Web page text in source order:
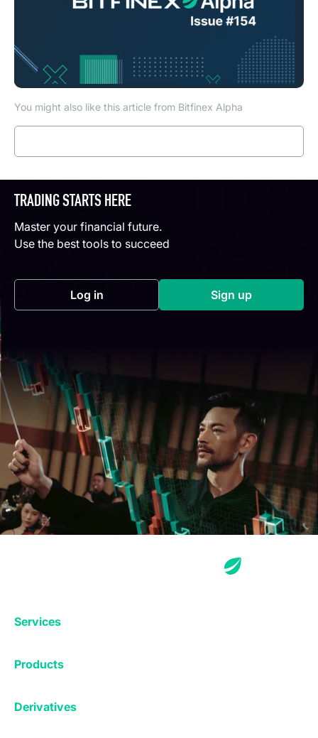
You might also like this article from Bitfinex Alpha
TRADING STARTS HERE
Master your financial future.
Use the best tools to succeed
Log in(opens in a new tab) Sign up(opens in a
Services
Staking
Products
Derivatives